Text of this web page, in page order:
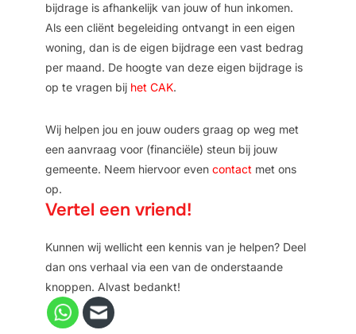
bijdrage is afhankelijk van jouw of hun inkomen.
Als een cliënt begeleiding ontvangt in een eigen
woning, dan is de eigen bijdrage een vast bedrag
per maand. De hoogte van deze eigen bijdrage is
op te vragen bij het CAK.
Wij helpen jou en jouw ouders graag op weg met
een aanvraag voor (financiële) steun bij jouw
gemeente. Neem hiervoor even contact met ons
op.
Vertel een vriend!
Kunnen wij wellicht een kennis van je helpen? Deel
dan ons verhaal via een van de onderstaande
knoppen. Alvast bedankt!